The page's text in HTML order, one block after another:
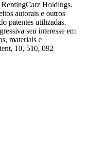
Holdings.
autorais e outros
patentes utilizadas.
seu interesse em
materiais e
10, 510, 092